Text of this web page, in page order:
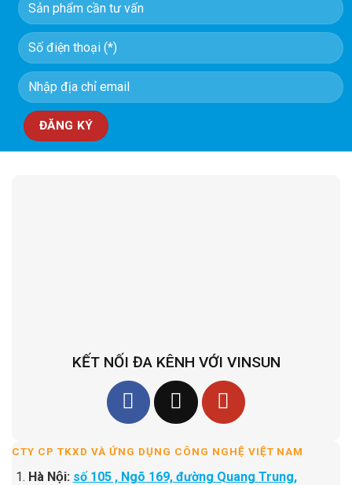
KẾT NỐI ĐA KÊNH VỚI VINSUN
CTY CP TKXD VÀ ỨNG DỤNG CÔNG NGHỆ VIỆT NAM
Hà Nội: số 105 , Ngõ 169, đường Quang Trung,